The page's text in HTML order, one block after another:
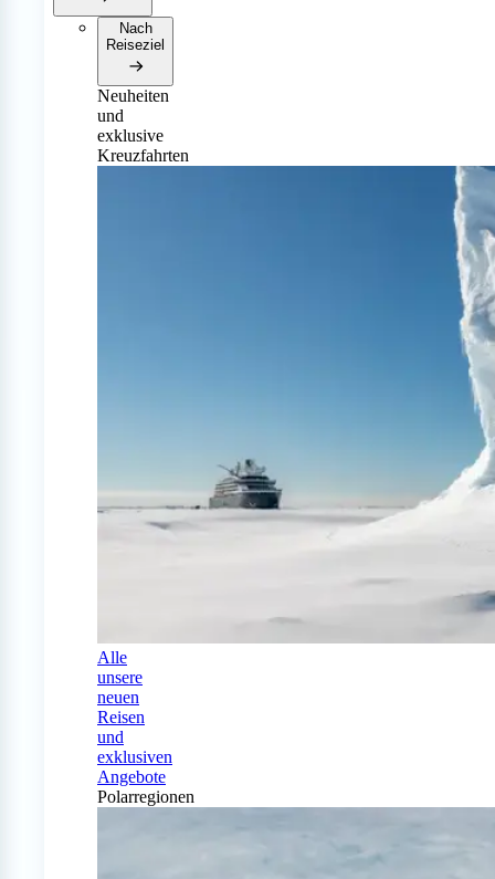
Nach
Reiseziel
Neuheiten
und
exklusive
Kreuzfahrten
Alle
unsere
neuen
Reisen
und
exklusiven
Angebote
Polarregionen